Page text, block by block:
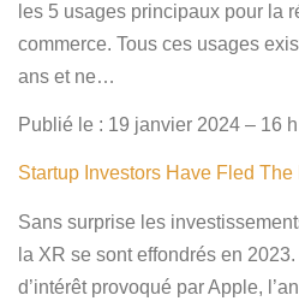
les 5 usages principaux pour la
commerce. Tous ces usages
ans et ne…
Publié le : 19 janvier 2024 – 16
Startup Investors Have Fled The
Sans surprise les
la XR se sont effondrés en
d’intérêt provoqué par Apple,